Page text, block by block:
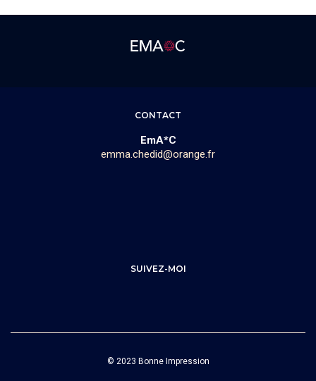
CONTACT
EmA*C
emma.chedid@orange.fr
SUIVEZ-MOI
© 2023 Bonne Impression